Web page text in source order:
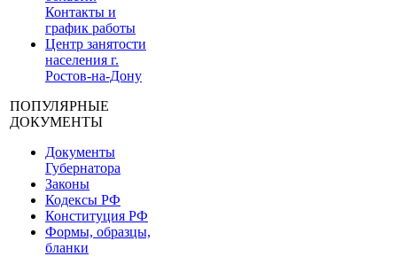
Контакты и
график работы
Центр занятости
населения г.
Ростов-на-Дону
ПОПУЛЯРНЫЕ
ДОКУМЕНТЫ
Документы
Губернатора
Законы
Кодексы РФ
Конституция РФ
Формы, образцы,
бланки